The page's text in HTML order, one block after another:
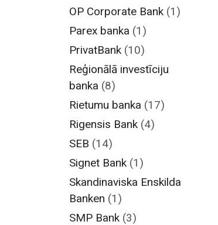
OP Corporate Bank (1)
Parex banka (1)
PrivatBank (10)
Reģionālā investīciju
banka (8)
Rietumu banka (17)
Rigensis Bank (4)
SEB (14)
Signet Bank (1)
Skandinaviska Enskilda
Banken (1)
SMP Bank (3)